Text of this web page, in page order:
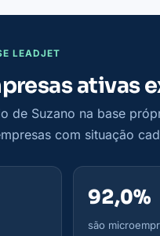
LEADJET
ativas
de Suzano na base
com situação
92,0%
são